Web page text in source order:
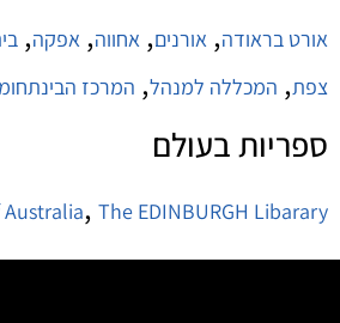
אורט בראודה, אורנים, אחווה, אפקה,
צפת, המכללה למנהל, המרכז
ספריות בעולם
, The EDINBURGH Libarary